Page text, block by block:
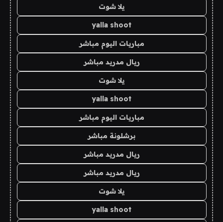
يلا شوت
yalla shoot
مباريات اليوم مباشر
ريال مدريد مباشر
يلا شوت
yalla shoot
مباريات اليوم مباشر
برشلونة مباشر
ريال مدريد مباشر
ريال مدريد مباشر
يلا شوت
yalla shoot